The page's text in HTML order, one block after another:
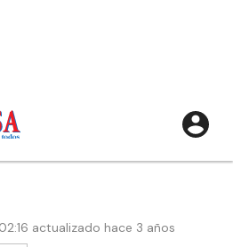
actualizado hace 3 años